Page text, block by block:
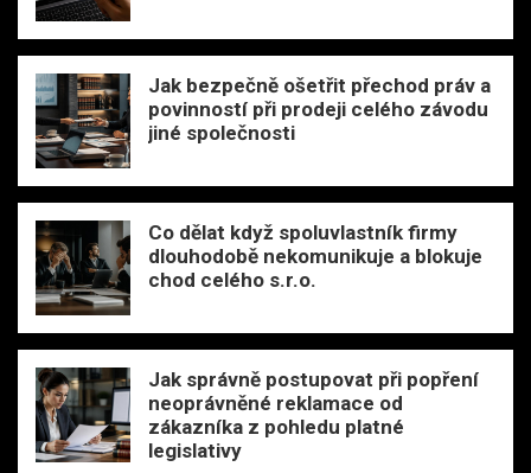
Jak bezpečně ošetřit přechod práv a
povinností při prodeji celého závodu
jiné společnosti
Co dělat když spoluvlastník firmy
dlouhodobě nekomunikuje a blokuje
chod celého s.r.o.
Jak správně postupovat při popření
neoprávněné reklamace od
zákazníka z pohledu platné
legislativy